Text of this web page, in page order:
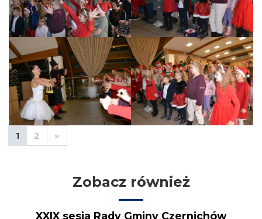
1 2 »
Zobacz również
XXIX sesja Rady Gminy Czernichów